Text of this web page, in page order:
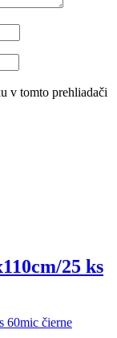
v tomto prehliadači
25 ks